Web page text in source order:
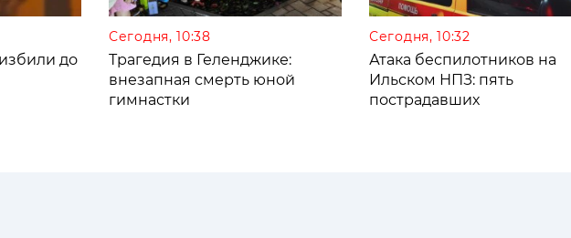
до
Сегодня, 10:38
Трагедия в Геленджике:
внезапная смерть юной
гимнастки
Сегодня, 10:32
Атака беспилотников на
Ильском НПЗ: пять
пострадавших